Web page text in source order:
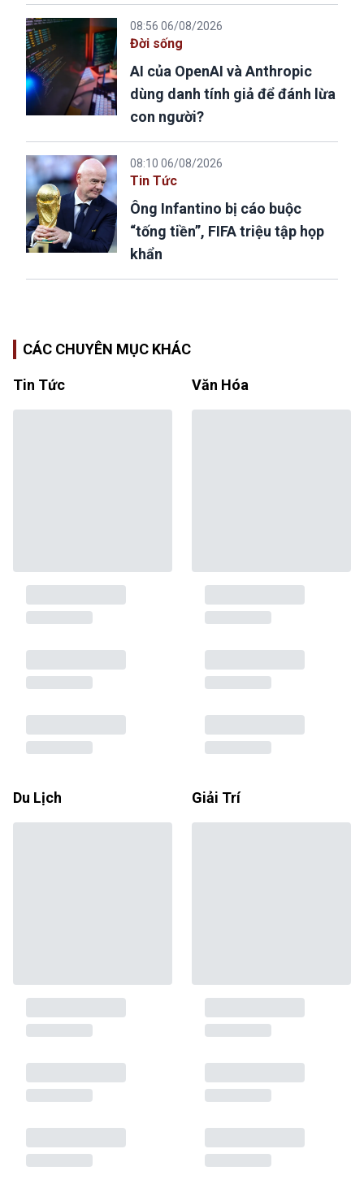
08:56 06/08/2026
Đời sống
AI của OpenAI và Anthropic
dùng danh tính giả để đánh lừa
con người?
08:10 06/08/2026
Tin Tức
Ông Infantino bị cáo buộc
“tống tiền”, FIFA triệu tập họp
khẩn
CÁC CHUYÊN MỤC KHÁC
Tin Tức Văn Hóa
Du Lịch Giải Trí